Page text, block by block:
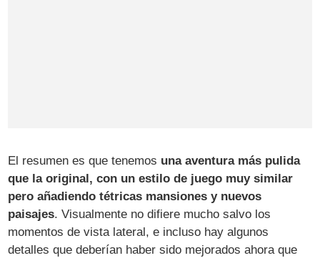
El resumen es que tenemos una aventura más pulida
que la original, con un estilo de juego muy similar
pero añadiendo tétricas mansiones y nuevos
paisajes. Visualmente no difiere mucho salvo los
momentos de vista lateral, e incluso hay algunos
detalles que deberían haber sido mejorados ahora que